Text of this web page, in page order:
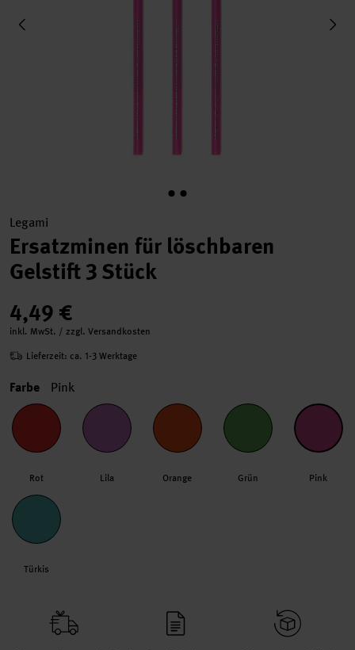
Legami
Ersatzminen für löschbaren
Gelstift 3 Stück
4,49 €
inkl. MwSt. / zzgl. Versandkosten
Lieferzeit: ca. 1-3 Werktage
Farbe Pink
Rot Lila Orange Grün Pink
Türkis